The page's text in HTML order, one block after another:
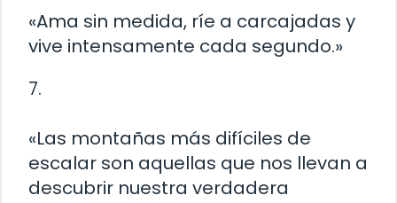
«Ama sin medida, ríe a carcajadas y
vive intensamente cada segundo.»
7.
«Las montañas más difíciles de
escalar son aquellas que nos llevan a
descubrir nuestra verdadera